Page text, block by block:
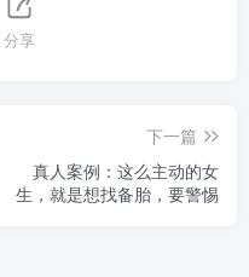
分享
下一篇
真人案例：这么主动的女
生，就是想找备胎，要警惕